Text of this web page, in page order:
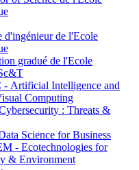
d'ingénieur de l'Ecole
gradué de l'Ecole
Artificial Intelligence and
Computing
: Threats &
Science for Business
- Ecotechnologies for
& Environment